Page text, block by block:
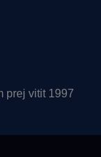
prej vitit 1997